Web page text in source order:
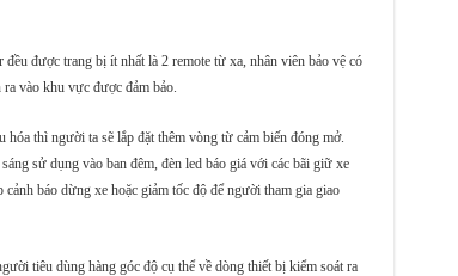
được trang bị ít nhất là 2 remote từ xa, nhân viên bảo vệ có
vào khu vực được đảm bảo.
thì người ta sẽ lắp đặt thêm vòng từ cảm biến đóng mở.
sử dụng vào ban đêm, đèn led báo giá với các bãi giữ xe
báo dừng xe hoặc giảm tốc độ để người tham gia giao
tiêu dùng hàng góc độ cụ thể về dòng thiết bị kiểm soát ra